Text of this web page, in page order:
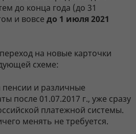
до конца года (до 31
и вовсе до 1 июля 2021
на новые карточки
схеме:
и различные
после 01.07.2017 г., уже сразу
платежной системы.
менять не требуется.